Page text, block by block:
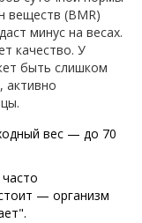
веществ (BMR)
минус на весах.
качество. У
быть слишком
активно
вес — до 70
— организм